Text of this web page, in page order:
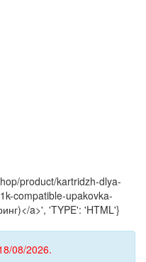
product/kartridzh-dlya-
compatible-upakovka-
a>', 'TYPE': 'HTML'}
08/2026.